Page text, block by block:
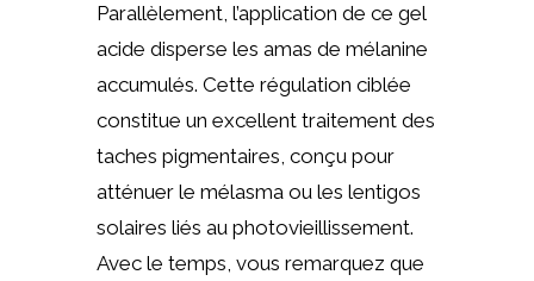
Parallèlement, l’application de ce gel
acide disperse les amas de mélanine
accumulés. Cette régulation ciblée
constitue un excellent traitement des
taches pigmentaires, conçu pour
atténuer le mélasma ou les lentigos
solaires liés au photovieillissement.
Avec le temps, vous remarquez que